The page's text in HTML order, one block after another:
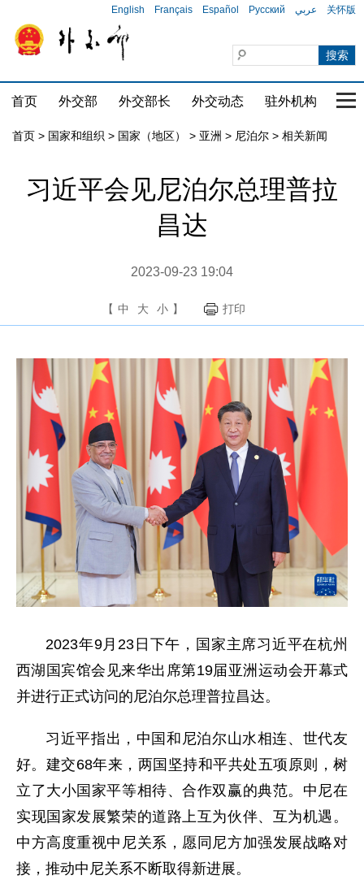
English Français Español Русский عربي 关怀版
首页 外交部 外交部长 外交动态 驻外机构 国
首页 > 国家和组织 > 国家（地区） > 亚洲 > 尼泊尔 > 相关新闻
习近平会见尼泊尔总理普拉
昌达
2023-09-23 19:04
【 中 大 小 】 打印
2023年9月23日下午，国家主席习近平在杭州
西湖国宾馆会见来华出席第19届亚洲运动会开幕式
并进行正式访问的尼泊尔总理普拉昌达。
习近平指出，中国和尼泊尔山水相连、世代友
好。建交68年来，两国坚持和平共处五项原则，树
立了大小国家平等相待、合作双赢的典范。中尼在
实现国家发展繁荣的道路上互为伙伴、互为机遇。
中方高度重视中尼关系，愿同尼方加强发展战略对
接，推动中尼关系不断取得新进展。